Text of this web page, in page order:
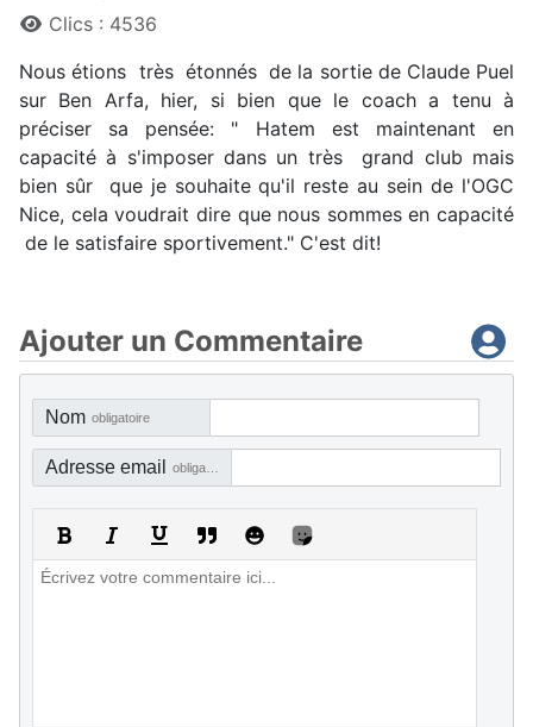
Clics : 4536
Nous étions très étonnés de la sortie de Claude Puel
sur Ben Arfa, hier, si bien que le coach a tenu à
préciser sa pensée: " Hatem est maintenant en
capacité à s'imposer dans un très grand club mais
bien sûr que je souhaite qu'il reste au sein de l'OGC
Nice, cela voudrait dire que nous sommes en capacité
de le satisfaire sportivement." C'est dit!
Ajouter un Commentaire
Nom obligatoire
Adresse email